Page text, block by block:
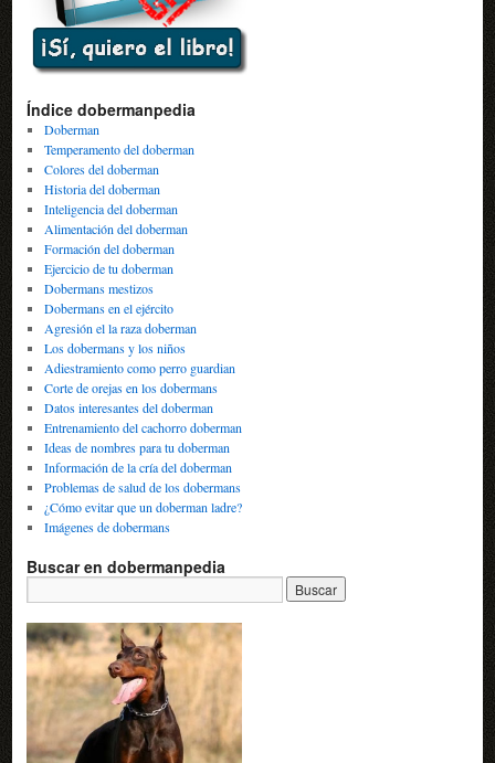
Índice dobermanpedia
Doberman
Temperamento del doberman
Colores del doberman
Historia del doberman
Inteligencia del doberman
Alimentación del doberman
Formación del doberman
Ejercicio de tu doberman
Dobermans mestizos
Dobermans en el ejército
Agresión el la raza doberman
Los dobermans y los niños
Adiestramiento como perro guardian
Corte de orejas en los dobermans
Datos interesantes del doberman
Entrenamiento del cachorro doberman
Ideas de nombres para tu doberman
Información de la cría del doberman
Problemas de salud de los dobermans
¿Cómo evitar que un doberman ladre?
Imágenes de dobermans
Buscar en dobermanpedia